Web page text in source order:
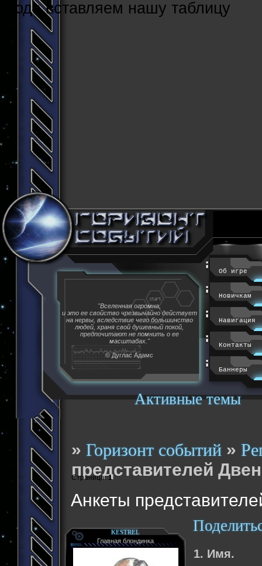
Cюда вставляем нашу таблицу
Активные темы
"Вселенная огромна,
и это ее свойство чрезвычайно действует
на нервы, вследствие чего большинство
людей, храня свой душевный покой,
предпочитают не помнить о ее
масштабах."
© Дуглас Адамс
Об игре
Новичкам
Навигация
Контакты
Баннеры
»Горизонт событий »
представителей
Анкеты
Страница:1
KESTREL
Главная блондинка
1. Имя.